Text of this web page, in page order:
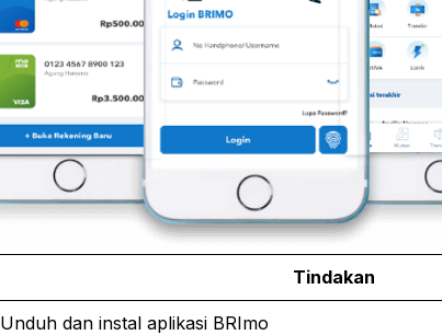
Tindakan
Unduh dan instal aplikasi BRImo